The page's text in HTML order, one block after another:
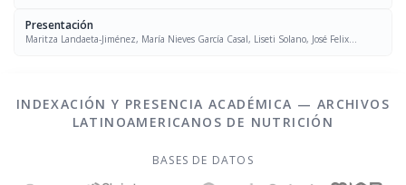
Presentación
Maritza Landaeta-Jiménez, María Nieves García Casal, Liseti Solano, José Felix
INDEXACIÓN Y PRESENCIA ACADÉMICA — ARCHIVOS
LATINOAMERICANOS DE NUTRICIÓN
BASES DE DATOS